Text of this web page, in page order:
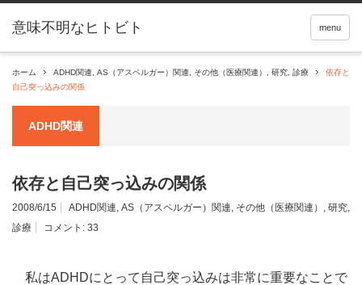
menu
ホーム ADHD関連 AS（アスペルガー）関連 その他（医療関連） 研究 診療
依存と
自己突っ込みの関係
ADHD関連
依存と自己突っ込みの関係
2008/6/15 ADHD関連, AS（アスペルガー）関連, その他（医療関連） , 研究,
診療
コメント: 33
私はADHDにとって自己突っ込みは非常に重要なことで